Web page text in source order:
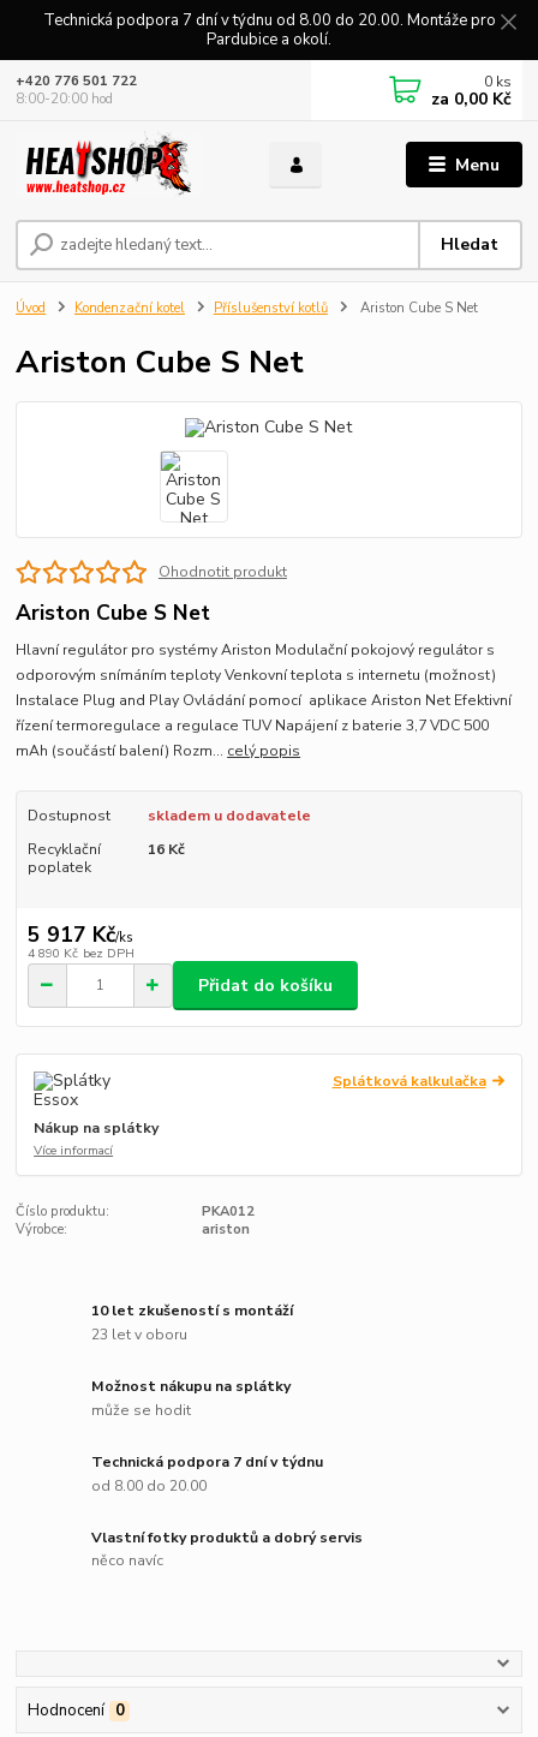
Technická podpora 7 dní v týdnu od 8.00 do 20.00. Montáže pro
Pardubice a okolí.
Menu
Hledat
+420 776 501 722
8:00-20:00 hod
0 ks
za 0,00 Kč
Úvod Kondenzační kotel Příslušenství kotlů Ariston Cube S Net
Ariston Cube S Net
Ohodnotit produkt
Ariston Cube S Net
Hlavní regulátor pro systémy Ariston Modulační pokojový regulátor s
odporovým snímáním teploty Venkovní teplota s internetu (možnost)
Instalace Plug and Play Ovládání pomocí aplikace Ariston Net Efektivní
řízení termoregulace a regulace TUV Napájení z baterie 3,7 VDC 500
mAh (součástí balení) Rozm... celý popis
Dostupnost
skladem u dodavatele
Recyklační
poplatek
16 Kč
5 917 Kč/ks
4 890 Kč bez DPH
Přidat do košíku
Splátková kalkulačka
Nákup na splátky
Více informací
Číslo produktu:
PKA012
Výrobce:
ariston
10 let zkušeností s montáží
23 let v oboru
Možnost nákupu na splátky
může se hodit
Technická podpora 7 dní v týdnu
od 8.00 do 20.00
Vlastní fotky produktů a dobrý servis
něco navíc
Hodnocení 0